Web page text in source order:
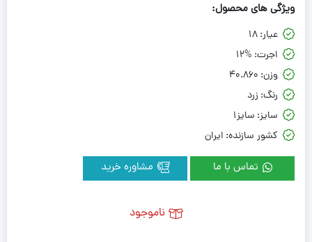
ویژگی های محصول:
عیار:18
اجرت: 12%
وزن: 40.860
رنگ: زرد
سایز: سایز1
کشور سازنده: ایران
تماس با ما
ناموجود